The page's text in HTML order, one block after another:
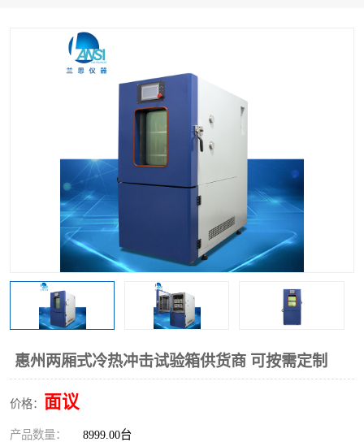
惠州两厢式冷热冲击试验箱供货商 可按需定制
价格： 面议
产品数量： 8999.00台